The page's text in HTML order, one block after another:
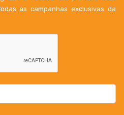
as campanhas exclusivas da